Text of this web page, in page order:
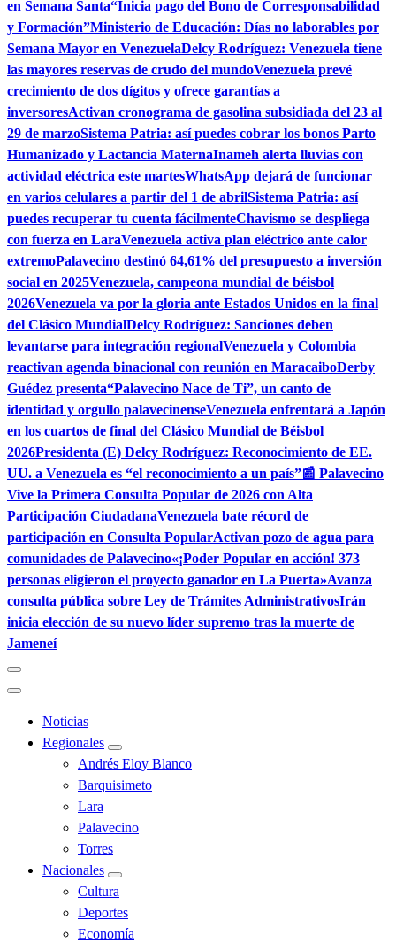
en Semana Santa“Inicia pago del Bono de Corresponsabilidad
y Formación”Ministerio de Educación: Días no laborables por
Semana Mayor en VenezuelaDelcy Rodríguez: Venezuela tiene
las mayores reservas de crudo del mundoVenezuela prevé
crecimiento de dos dígitos y ofrece garantías a
inversoresActivan cronograma de gasolina subsidiada del 23 al
29 de marzoSistema Patria: así puedes cobrar los bonos Parto
Humanizado y Lactancia MaternaInameh alerta lluvias con
actividad eléctrica este martesWhatsApp dejará de funcionar
en varios celulares a partir del 1 de abrilSistema Patria: así
puedes recuperar tu cuenta fácilmenteChavismo se despliega
con fuerza en LaraVenezuela activa plan eléctrico ante calor
extremoPalavecino destinó 64,61% del presupuesto a inversión
social en 2025Venezuela, campeona mundial de béisbol
2026Venezuela va por la gloria ante Estados Unidos en la final
del Clásico MundialDelcy Rodríguez: Sanciones deben
levantarse para integración regionalVenezuela y Colombia
reactivan agenda binacional con reunión en MaracaiboDerby
Guédez presenta“Palavecino Nace de Ti”, un canto de
identidad y orgullo palavecinenseVenezuela enfrentará a Japón
en los cuartos de final del Clásico Mundial de Béisbol
2026Presidenta (E) Delcy Rodríguez: Reconocimiento de EE.
UU. a Venezuela es “el reconocimiento a un país”📰 Palavecino
Vive la Primera Consulta Popular de 2026 con Alta
Participación CiudadanaVenezuela bate récord de
participación en Consulta PopularActivan pozo de agua para
comunidades de Palavecino«¡Poder Popular en acción! 373
personas eligieron el proyecto ganador en La Puerta»Avanza
consulta pública sobre Ley de Trámites AdministrativosIrán
inicia elección de su nuevo líder supremo tras la muerte de
Jameneí
Noticias
Regionales
Andrés Eloy Blanco
Barquisimeto
Lara
Palavecino
Torres
Nacionales
Cultura
Deportes
Economía